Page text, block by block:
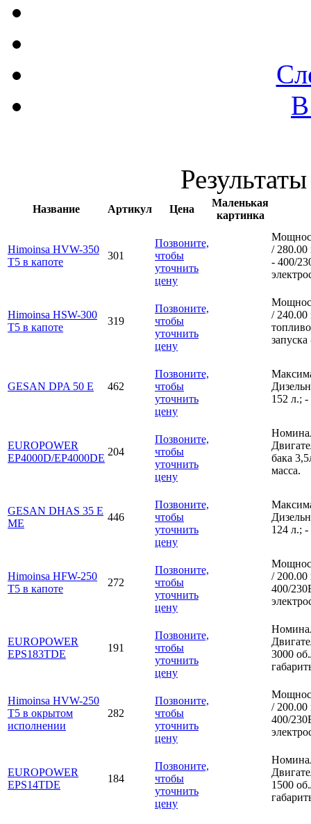
Название Артикул Цена
Маленькая
картинка
Himoinsa HVW-350
T5 в капоте
301
Позвоните,
чтобы
уточнить
цену
/
- 400/
Himoinsa HSW-300
T5 в капоте
319
Позвоните,
чтобы
уточнить
цену
/
запуска
GESAN DPA 50 E 462
Позвоните,
чтобы
уточнить
цену
152 л.; -
EUROPOWER
EP4000D/EP4000DE
204
Позвоните,
чтобы
уточнить
цену
бака
масса.
GESAN DHAS 35 E
ME
446
Позвоните,
чтобы
уточнить
цену
124 л.; -
Himoinsa HFW-250
T5 в капоте
272
Позвоните,
чтобы
уточнить
цену
/
400/
EUROPOWER
EPS183TDE
191
Позвоните,
чтобы
уточнить
цену
3000
Himoinsa HVW-250
T5 в окрытом
исполнении
282
Позвоните,
чтобы
уточнить
цену
/ 200.00
400/
EUROPOWER
EPS14TDE
184
Позвоните,
чтобы
уточнить
цену
1500